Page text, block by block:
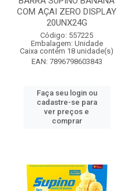
COM AÇAI ZERO DISPLAY
20UNX24G
Código: 557225
Embalagem: Unidade
Caixa contém 18 unidade(s)
EAN: 7896798603843
Faça seu login ou
cadastre-se para
ver preços e
comprar